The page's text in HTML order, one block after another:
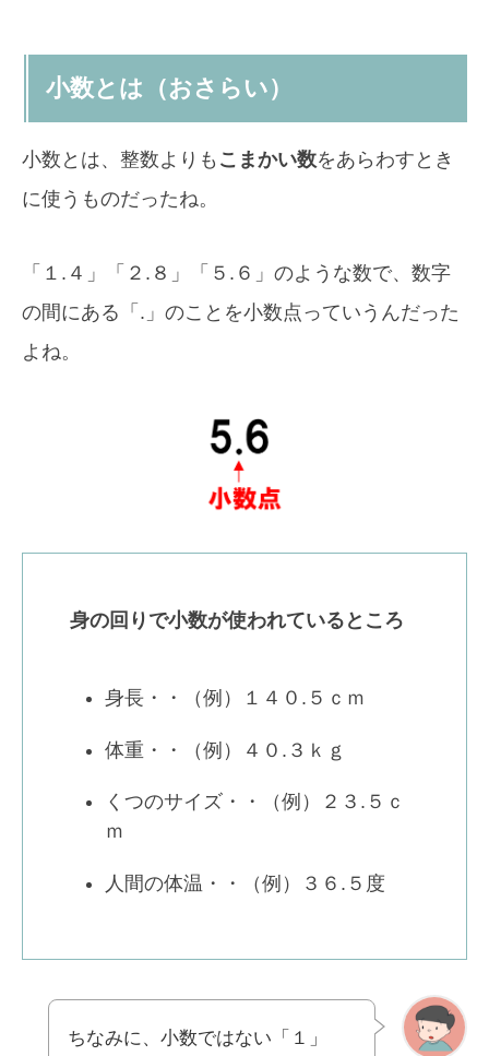
小数とは（おさらい）
小数とは、整数よりも こまかい数をあらわすとき
に使うものだったね。
「１.４」「２.８」「５.６」のような数で、数字
の間にある「.」のことを小数点っていうんだった
よね。
身の回りで小数が使われているところ
身長・・（例）１４０.５ｃｍ
体重・・（例）４０.３ｋｇ
くつのサイズ・・（例）２３.５ｃ
ｍ
人間の体温・・（例）３６.５度
ちなみに、小数ではない「１」